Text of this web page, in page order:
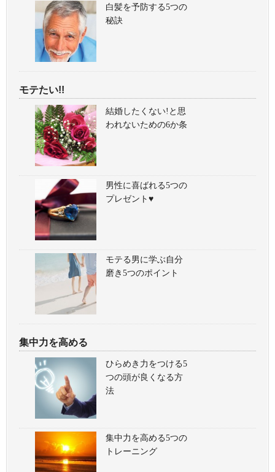
白髪を予防する5つの
秘訣
モテたい!!
結婚したくない!と思
われないための6か条
男性に喜ばれる5つの
プレゼント♥
モテる男に学ぶ自分
磨き5つのポイント
集中力を高める
ひらめき力をつける5
つの頭が良くなる方
法
集中力を高める5つの
トレーニング